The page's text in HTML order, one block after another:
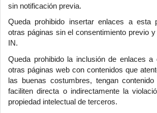
sin notificación previa.
Queda prohibido insertar enlaces a esta
otras páginas sin el consentimiento previo
IN.
Queda prohibido la inclusión de enlaces a
otras páginas web con contenidos que
las buenas costumbres, tengan
faciliten directa o indirectamente la
propiedad intelectual de terceros.